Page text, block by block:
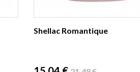
Shellac Romantique